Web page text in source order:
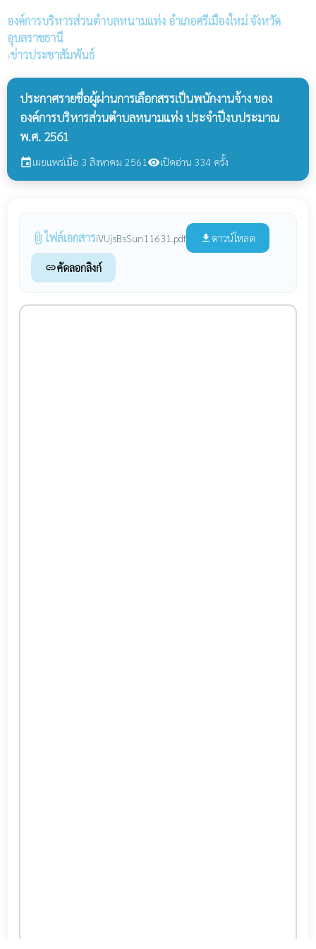
องค์การบริหารส่วนตำบลหนามแท่ง อำเภอศรีเมืองใหม่ จังหวัด
อุบลราชธานี
›ข่าวประชาสัมพันธ์
ประกาศรายชื่อผู้ผ่านการเลือกสรรเป็นพนักงานจ้าง ของ
องค์การบริหารส่วนตำบลหนามแท่ง ประจำปีงบประมาณ
พ.ศ. 2561
eventเผยแพร่เมื่อ 3 สิงหาคม 2561 visibilityเปิดอ่าน 334 ครั้ง
attach_file ไฟล์เอกสารiVUjsBsSun11631.pdf file_download ดาวน์โหลด
linkคัดลอกลิงก์